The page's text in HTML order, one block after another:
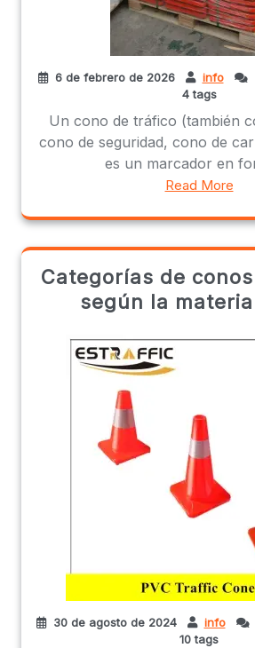
6 de febrero de 2026 info
4 tags
Un cono de tráfico (también
cono de seguridad, cono de
es un marcador en
Read More
Categorías de
según la
30 de agosto de 2024 info
10 tags